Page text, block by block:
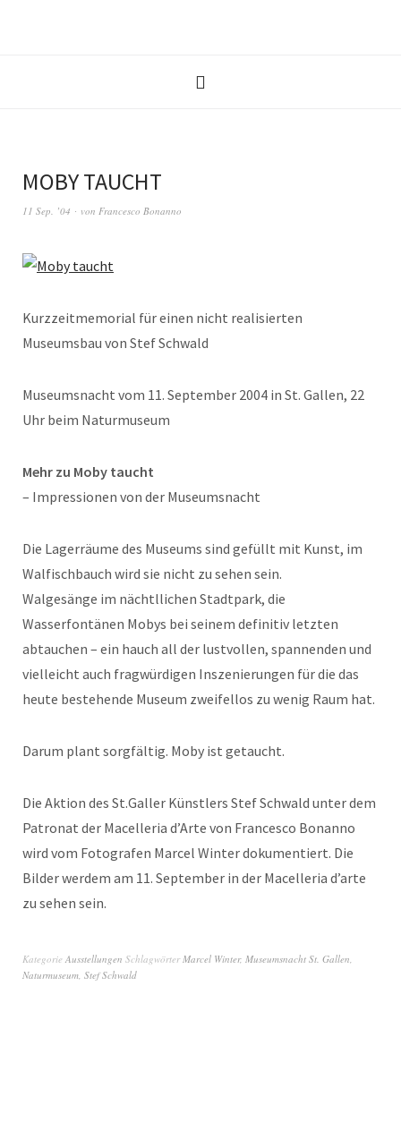
MOBY TAUCHT
11 Sep. ’04 von Francesco Bonanno
Kurzzeitmemorial für einen nicht realisierten
Museumsbau von Stef Schwald
Museumsnacht vom 11. September 2004 in St. Gallen, 22
Uhr beim Naturmuseum
Mehr zu Moby taucht
– Impressionen von der Museumsnacht
Die Lagerräume des Museums sind gefüllt mit Kunst, im
Walfischbauch wird sie nicht zu sehen sein.
Walgesänge im nächtllichen Stadtpark, die
Wasserfontänen Mobys bei seinem definitiv letzten
abtauchen – ein hauch all der lustvollen, spannenden und
vielleicht auch fragwürdigen Inszenierungen für die das
heute bestehende Museum zweifellos zu wenig Raum hat.
Darum plant sorgfältig. Moby ist getaucht.
Die Aktion des St.Galler Künstlers Stef Schwald unter dem
Patronat der Macelleria d’Arte von Francesco Bonanno
wird vom Fotografen Marcel Winter dokumentiert. Die
Bilder werdem am 11. September in der Macelleria d’arte
zu sehen sein.
Kategorie Ausstellungen SchlagwörterMarcel Winter, Museumsnacht St. Gallen,
Naturmuseum, Stef Schwald